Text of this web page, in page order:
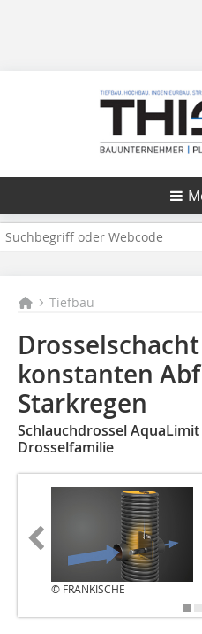
Tiefbau
konstanten
Starkregen
Schlauchdrossel
Drosselfamilie
© FRÄNKISCHE